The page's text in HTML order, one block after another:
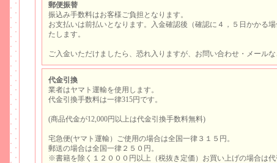
郵便振替
振込み手数料はお客様ご負担となります。
お支払いは前払いとなります。入金確認後（確認に４，５日かかる
たします。
ご入金いただけましたら、恐れ入りますが、お問い合わせ・メールな
代金引換
業者はヤマト運輸を使用します。
代金引換手数料は一律315円です。
(商品代金が12,000円以上は代金引換手数料無料)
宅急便(ヤマト運輸）ご使用の場合は全国一律３１５円。
郵送の場合は全国一律２５０円。
※書籍を除く１２０００円以上（税抜き定価）お買い上げの場合は代